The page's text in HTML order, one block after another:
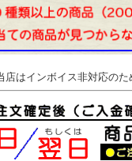
店はインボイス非対応の